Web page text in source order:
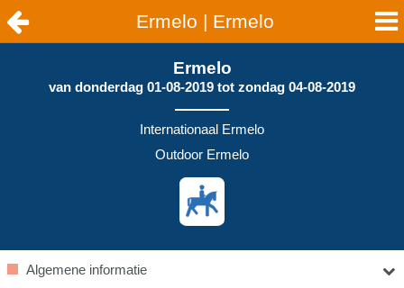
Ermelo | Ermelo
Ermelo
van donderdag 01-08-2019 tot zondag 04-08-2019
Internationaal Ermelo
Outdoor Ermelo
Algemene informatie